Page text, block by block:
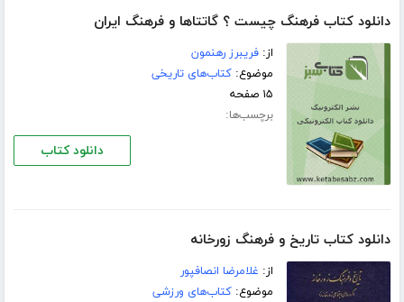
دانلود کتاب فرهنگ چیست ؟ گاتتاها و فرهنگ ایران
از:فریبرز رهنمون
موضوع:کتاب‌های تاریخی
۱۵ صفحه
برچسب‌ها:
دانلود کتاب
دانلود کتاب تاریخ و فرهنگ زورخانه
از: غلامرضا انصافپور
موضوع:کتاب‌های ورزشی